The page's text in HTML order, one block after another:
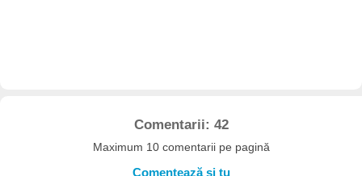
Comentarii: 42
Maximum 10 comentarii pe pagină
Comentează și tu